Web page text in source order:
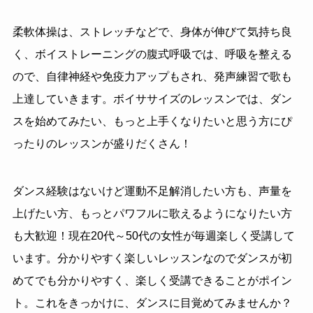
柔軟体操は、ストレッチなどで、身体が伸びて気持ち良
く、ボイストレーニングの腹式呼吸では、呼吸を整える
ので、自律神経や免疫力アップもされ、発声練習で歌も
上達していきます。ボイササイズのレッスンでは、ダン
スを始めてみたい、もっと上手くなりたいと思う方にぴ
ったりのレッスンが盛りだくさん！
ダンス経験はないけど運動不足解消したい方も、声量を
上げたい方、もっとパワフルに歌えるようになりたい方
も大歓迎！現在20代～50代の女性が毎週楽しく受講して
います。分かりやすく楽しいレッスンなのでダンスが初
めてでも分かりやすく、楽しく受講できることがポイン
ト。これをきっかけに、ダンスに目覚めてみませんか？